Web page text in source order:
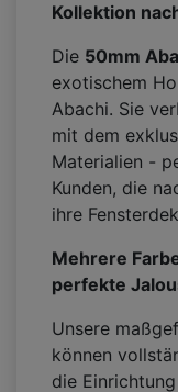
Kollektion
Die 50mm
exotischem
Abachi. Sie
mit dem
Materialien -
Kunden, die
ihre
Mehrere
perfekte
Unsere
können
die